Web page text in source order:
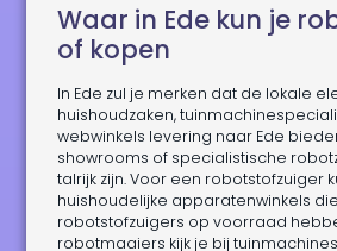
Waar in Ede kun je
of kopen
In Ede zul je merken dat de lokale
huishoudzaken,
webwinkels levering naar Ede
showrooms of specialistische
talrijk zijn. Voor een robotstofzuiger
huishoudelijke apparatenwinkels
robotstofzuigers op voorraad
robotmaaiers kijk je bij